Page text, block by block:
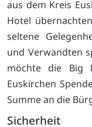
aus dem Kreis
Hotel
seltene
und Verwandten
möchte die Big
Euskirchen
Summe an die
Sicherheit